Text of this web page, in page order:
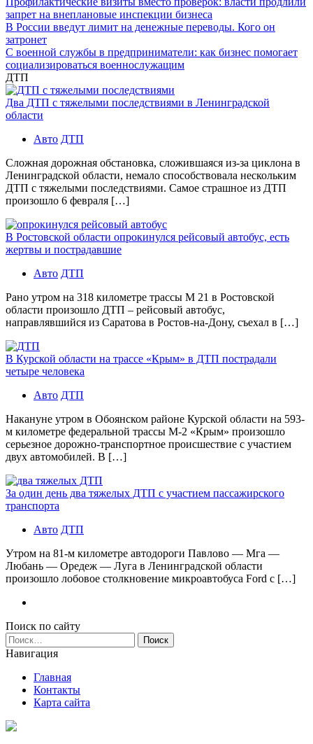
запрет на внеплановые инспекции бизнеса
В России введут лимит на денежные переводы. Кого он
затронет
С военной службы в предприниматели: как бизнес помогает
социализироваться военнослужащим
ДТП
Два ДТП с тяжелыми последствиями в Ленинградской
области
Авто ДТП
Сложная дорожная обстановка, сложившаяся из-за циклона в
Ленинградской области, немало способствовала нескольким
ДТП с тяжелыми последствиями. Самое страшное из ДТП
произошло 6 февраля […]
В Ростовской области опрокинулся рейсовый автобус, есть
жертвы и пострадавшие
Авто ДТП
Рано утром на 318 километре трассы М 21 в Ростовской
области произошло ДТП – рейсовый автобус,
направлявшийся из Саратова в Ростов-на-Дону, съехал в […]
В Курской области на трассе «Крым» в ДТП пострадали
четыре человека
Авто ДТП
Накануне утром в Обоянском районе Курской области на 593-
м километре федеральной трассы М-2 «Крым» произошло
серьезное дорожно-транспортное происшествие с участием
двух автомобилей. В […]
За один день два тяжелых ДТП с участием пассажирского
транспорта
Авто ДТП
Утром на 81-м километре автодороги Павлово — Мга —
Любань — Оредеж — Луга в Ленинградской области
произошло лобовое столкновение микроавтобуса Ford с […]
Поиск по сайту
Найти:
Навигация
Главная
Контакты
Карта сайта